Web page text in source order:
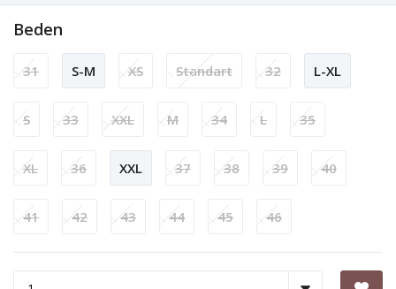
Beden
31 S-M XS Standart 32 L-XL
S 33 XXL M 34 L 35
XL 36 XXL 37 38 39 40
41 42 43 44 45 46